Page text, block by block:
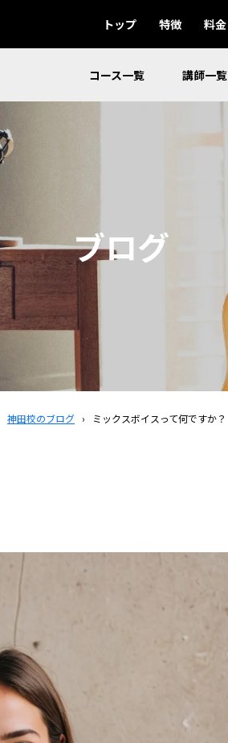
トップ 特徴 料金
コース一覧 講師一覧
ブログ
神田校のブログ › ミックスボイスって何ですか？